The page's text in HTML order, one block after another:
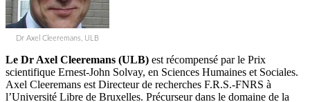
Dr Axel Cleeremans, ULB
Le Dr Axel Cleeremans (ULB) est récompensé par le Prix
scientifique Ernest-John Solvay, en Sciences Humaines et Sociales.
Axel Cleeremans est Directeur de recherches F.R.S.-FNRS à
l’Université Libre de Bruxelles. Précurseur dans le domaine de la